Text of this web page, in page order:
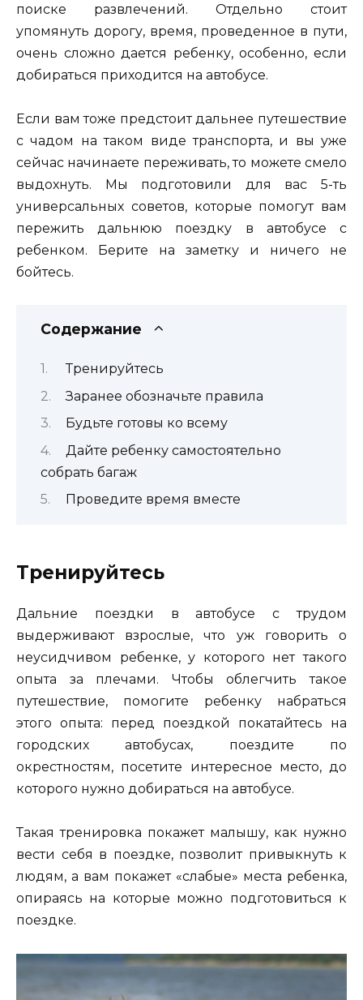
поиске развлечений. Отдельно стоит
упомянуть дорогу, время, проведенное в пути,
очень сложно дается ребенку, особенно, если
добираться приходится на автобусе.
Если вам тоже предстоит дальнее путешествие
с чадом на таком виде транспорта, и вы уже
сейчас начинаете переживать, то можете смело
выдохнуть. Мы подготовили для вас 5-ть
универсальных советов, которые помогут вам
пережить дальнюю поездку в автобусе с
ребенком. Берите на заметку и ничего не
бойтесь.
Содержание
Тренируйтесь
Заранее обозначьте правила
Будьте готовы ко всему
Дайте ребенку самостоятельно
собрать багаж
Проведите время вместе
Тренируйтесь
Дальние поездки в автобусе с трудом
выдерживают взрослые, что уж говорить о
неусидчивом ребенке, у которого нет такого
опыта за плечами. Чтобы облегчить такое
путешествие, помогите ребенку набраться
этого опыта: перед поездкой покатайтесь на
городских автобусах, поездите по
окрестностям, посетите интересное место, до
которого нужно добираться на автобусе.
Такая тренировка покажет малышу, как нужно
вести себя в поездке, позволит привыкнуть к
людям, а вам покажет «слабые» места ребенка,
опираясь на которые можно подготовиться к
поездке.